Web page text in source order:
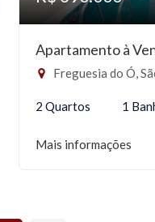
Apartamento à
Freguesia do Ó,
2 Quartos 1
Mais informações